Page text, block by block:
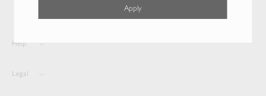
Apply
Help
Legal